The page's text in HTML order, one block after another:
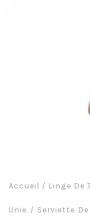
Accueil / Linge De
Unie Serviette